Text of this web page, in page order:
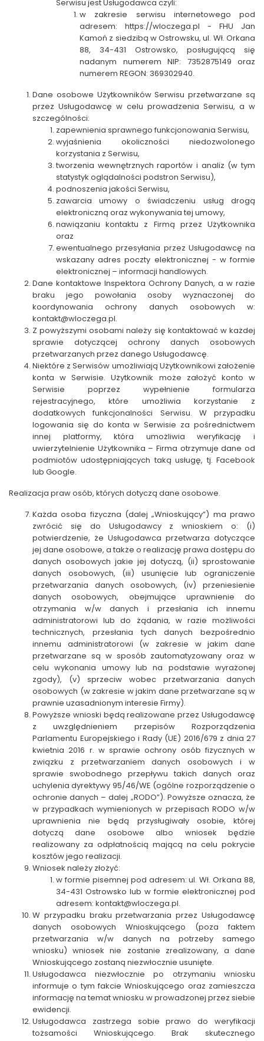
Serwisu jestUsługodawca czyli:
w zakresie serwisu internetowego pod
adresem: https://wloczega.pl - FHU Jan
Kamoń z siedzibą w Ostrowsku, ul. Wł. Orkana
88, 34-431 Ostrowsko, posługującą się
nadanym numerem NIP: 7352875149 oraz
numerem REGON: 369302940.
Dane osobowe Użytkowników Serwisu przetwarzane są
przez Usługodawcę w celu prowadzenia Serwisu, a w
szczególności:
zapewnienia sprawnego funkcjonowania Serwisu,
wyjaśnienia okoliczności niedozwolonego
korzystania z Serwisu,
tworzenia wewnętrznych raportów i analiz (w tym
statystyk oglądalności podstron Serwisu),
podnoszenia jakości Serwisu,
zawarcia umowy o świadczeniu usług drogą
elektroniczną oraz wykonywania tej umowy,
nawiązaniu kontaktu z Firmą przez Użytkownika
oraz
ewentualnego przesyłania przez Usługodawcę na
wskazany adres poczty elektronicznej - w formie
elektronicznej – informacji handlowych.
Dane kontaktowe Inspektora Ochrony Danych, a w razie
braku jego powołania osoby wyznaczonej do
koordynowania ochrony danych osobowych w:
kontakt@wloczega.pl.
Z powyższymi osobami należy się kontaktować w każdej
sprawie dotyczącej ochrony danych osobowych
przetwarzanych przez danego Usługodawcę.
Niektóre z Serwisów umożliwiają Użytkownikowi założenie
konta w Serwisie. Użytkownik może założyć konto w
Serwisie poprzez wypełnienie formularza
rejestracyjnego, które umożliwia korzystanie z
dodatkowych funkcjonalności Serwisu. W przypadku
logowania się do konta w Serwisie za pośrednictwem
innej platformy, która umożliwia weryfikację i
uwierzytelnienie Użytkownika – Firma otrzymuje dane od
podmiotów udostępniających taką usługę, tj. Facebook
lub Google.
Realizacja praw osób, których dotyczą dane osobowe.
Każda osoba fizyczna (dalej „Wnioskujący”) ma prawo
zwrócić się do Usługodawcy z wnioskiem o: (i)
potwierdzenie, że Usługodawca przetwarza dotyczące
jej dane osobowe, a także o realizację prawa dostępu do
danych osobowych jakie jej dotyczą, (ii) sprostowanie
danych osobowych, (iii) usunięcie lub ograniczenie
przetwarzania danych osobowych, (iv) przeniesienie
danych osobowych, obejmujące uprawnienie do
otrzymania w/w danych i przesłania ich innemu
administratorowi lub do żądania, w razie możliwości
technicznych, przesłania tych danych bezpośrednio
innemu administratorowi (w zakresie w jakim dane
przetwarzane są w sposób zautomatyzowany oraz w
celu wykonania umowy lub na podstawie wyrażonej
zgody), (v) sprzeciw wobec przetwarzania danych
osobowych (w zakresie w jakim dane przetwarzane są w
prawnie uzasadnionym interesie Firmy).
Powyższe wnioski będą realizowane przez Usługodawcę
z uwzględnieniem przepisów Rozporządzenia
Parlamentu Europejskiego i Rady (UE) 2016/679 z dnia 27
kwietnia 2016 r. w sprawie ochrony osób fizycznych w
związku z przetwarzaniem danych osobowych i w
sprawie swobodnego przepływu takich danych oraz
uchylenia dyrektywy 95/46/WE (ogólne rozporządzenie o
ochronie danych – dalej „RODO”). Powyższe oznacza, że
w przypadkach wymienionych w przepisach RODO w/w
uprawnienia nie będą przysługiwały osobie, której
dotyczą dane osobowe albo wniosek będzie
realizowany za odpłatnością mającą na celu pokrycie
kosztów jego realizacji.
Wniosek należy złożyć:
w formie pisemnej pod adresem: ul. Wł. Orkana 88,
34-431 Ostrowsko lub w formie elektronicznej pod
adresem: kontakt@wloczega.pl.
W przypadku braku przetwarzania przez Usługodawcę
danych osobowych Wnioskującego (poza faktem
przetwarzania w/w danych na potrzeby samego
wniosku) wniosek nie zostanie zrealizowany, a dane
Wnioskującego zostaną niezwłocznie usunięte.
Usługodawca niezwłocznie po otrzymaniu wniosku
informuje o tym fakcie Wnioskującego oraz zamieszcza
informację na temat wniosku w prowadzonej przez siebie
ewidencji.
Usługodawca zastrzega sobie prawo do weryfikacji
tożsamości Wnioskującego. Brak skutecznego